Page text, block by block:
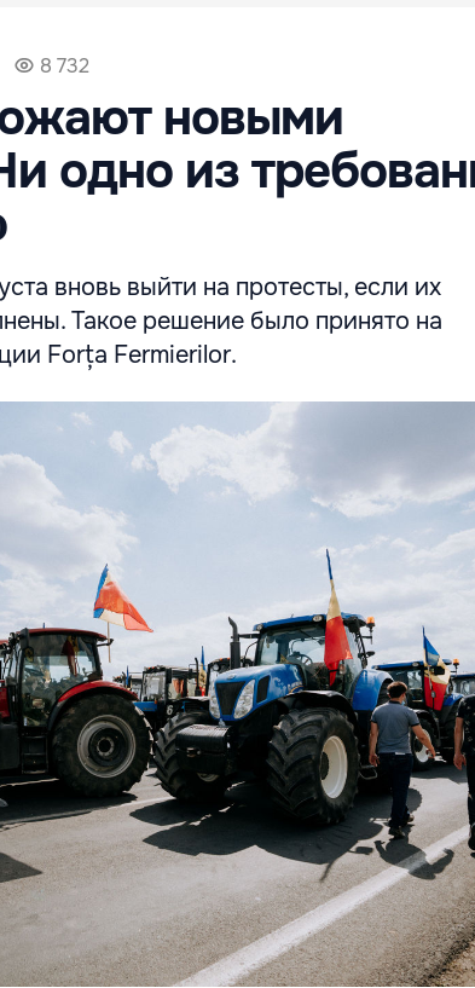
8 732
новыми
одно из
вновь выйти на протесты, если их
Такое решение было принято на
Forța Fermierilor.